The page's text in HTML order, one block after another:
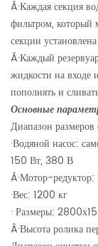
Â·Каждая секция
фильтром, который
секции
Â·Каждый
жидкости на входе
пополнять и
Основные
Диапазон
·Водяной насос:
150 Вт, 380 В
Â·Мотор-
·Вес: 1200 кг
·Размеры: 2800х
Â·Высота ролика